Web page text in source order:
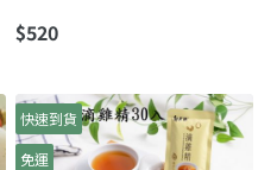
鬆準備又安心
$520
快速到貨
免運